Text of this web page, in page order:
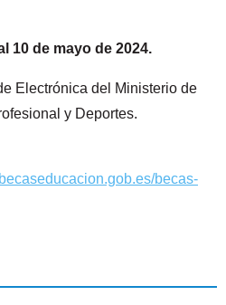
10 de mayo de 2024.
Electrónica del Ministerio de
y Deportes.
becas-